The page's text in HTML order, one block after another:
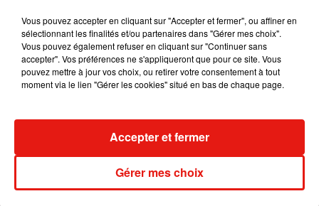
Vous pouvez accepter en cliquant sur "Accepter et fermer", ou affiner en
sélectionnant les finalités et/ou partenaires dans "Gérer mes choix".
Vous pouvez également refuser en cliquant sur "Continuer sans
accepter". Vos préférences ne s'appliqueront que pour ce site. Vous
pouvez mettre à jour vos choix, ou retirer votre consentement à tout
moment via le lien "Gérer les cookies" situé en bas de chaque page.
Gérer mes choix
Accepter et fermer